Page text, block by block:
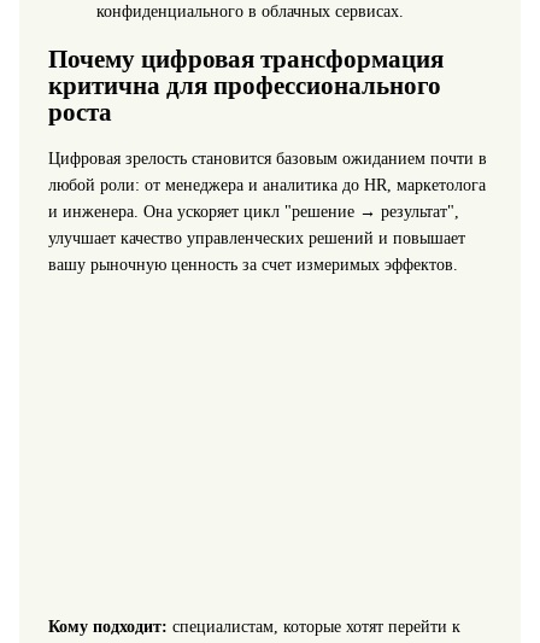
конфиденциального в облачных сервисах.
Почему цифровая трансформация
критична для профессионального
роста
Цифровая зрелость становится базовым ожиданием почти в
любой роли: от менеджера и аналитика до HR, маркетолога
и инженера. Она ускоряет цикл "решение → результат",
улучшает качество управленческих решений и повышает
вашу рыночную ценность за счет измеримых эффектов.
Кому подходит: специалистам, которые хотят перейти к